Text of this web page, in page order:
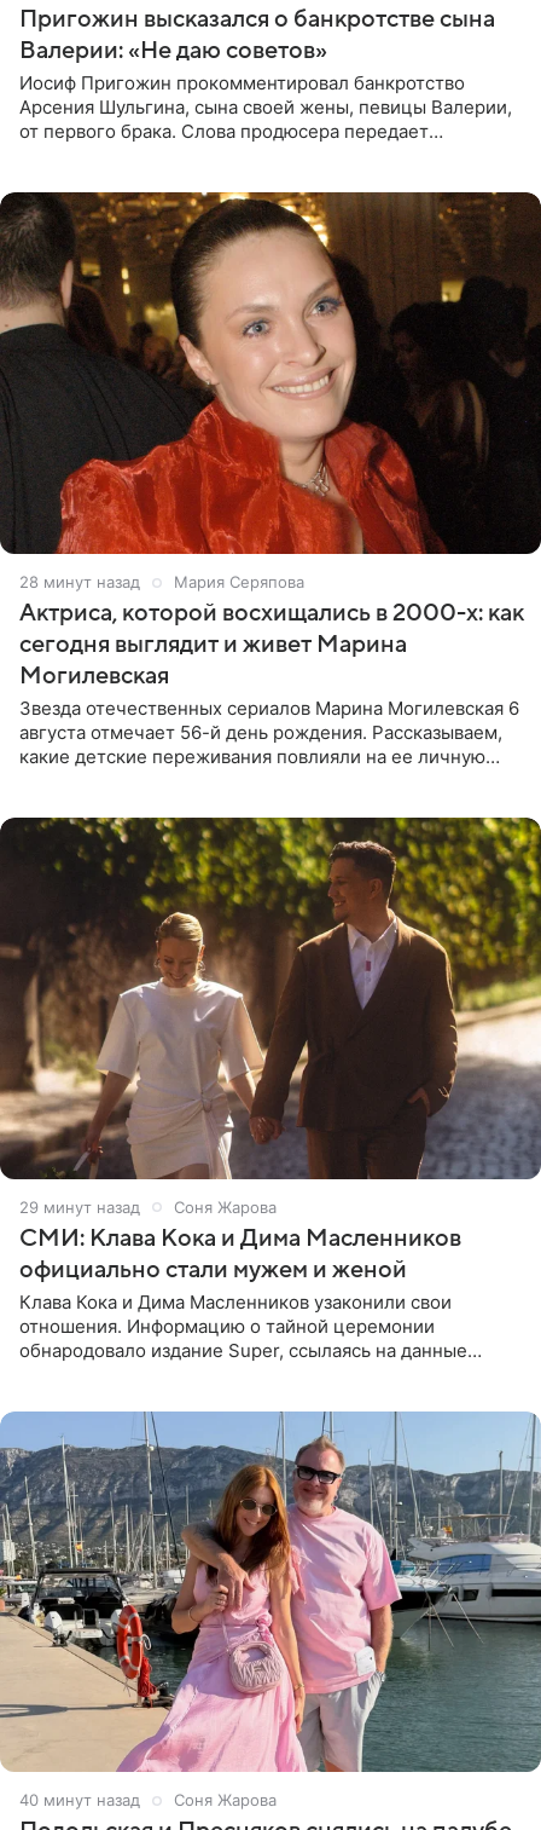
Пригожин высказался о банкротстве сына
Валерии: «Не даю советов»
Иосиф Пригожин прокомментировал банкротство
Арсения Шульгина, сына своей жены, певицы Валерии,
от первого брака. Слова продюсера передает
28 минут назад Мария Серяпова
Актриса, которой восхищались в 2000-х: как
сегодня выглядит и живет Марина
Могилевская
Звезда отечественных сериалов Марина Могилевская 6
августа отмечает 56-й день рождения. Рассказываем,
какие детские переживания повлияли на ее личную
29 минут назад Соня Жарова
СМИ: Клава Кока и Дима Масленников
официально стали мужем и женой
Клава Кока и Дима Масленников узаконили свои
отношения. Информацию о тайной церемонии
обнародовало издание Super, ссылаясь на данные
40 минут назад Соня Жарова